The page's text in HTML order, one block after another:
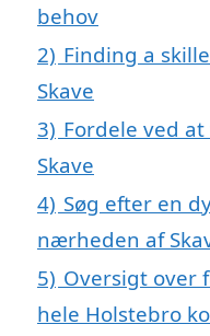
behov
2) Finding a
Skave
3) Fordele ved
Skave
4) Søg efter en
nærheden af
5) Oversigt over
hele Holstebro